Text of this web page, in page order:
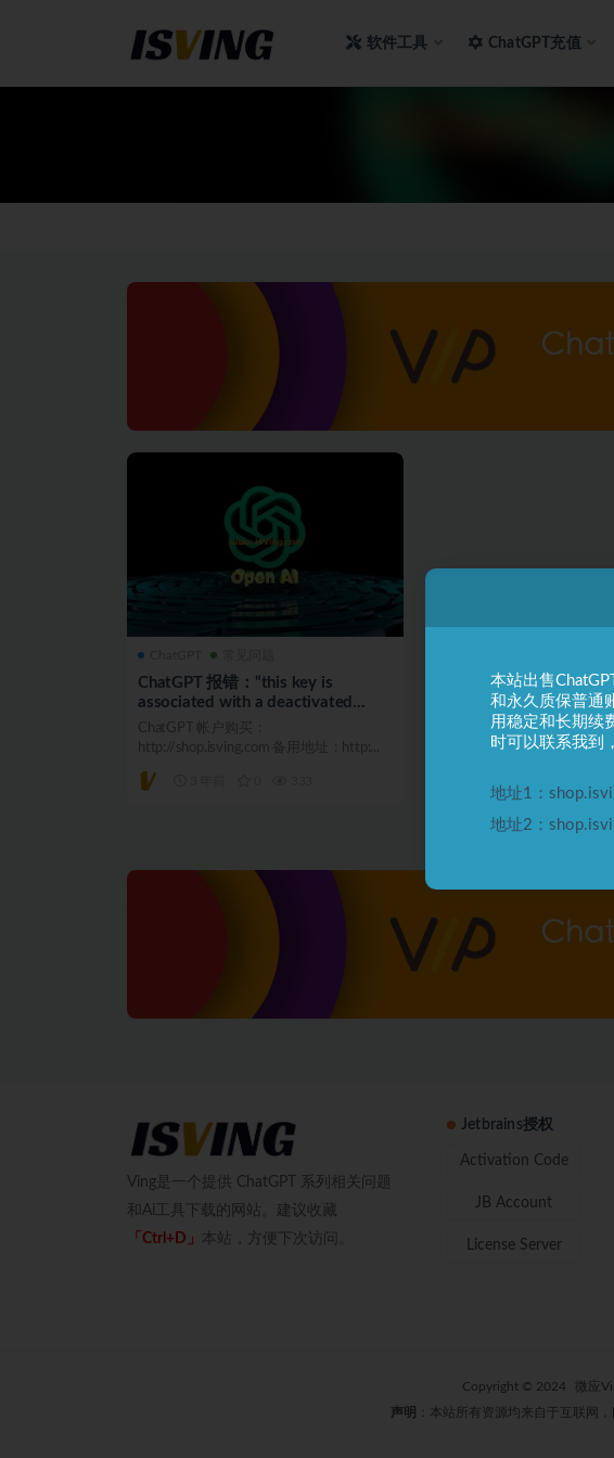
软件工具 ChatGPT充值
ChatGPT 报错：“this key is
associated with a deactivated
account”
ChatGPT 帐户购买：
http://shop.isving.com 备用地址：http:...
Ving是一个提供 ChatGPT 系列相关问题
和Ai工具下载的网站。建议收藏
「Ctrl+D」 本站，方便下次访问。
Jetbrains授权
Activation Code
JB Account
License Server
Copyright © 2024 微应
声明
：本站所有资源均来自于互联网
本站出售
和永久质保普通
用稳定和长期续
时可以联系我到
地址1：
地址2：